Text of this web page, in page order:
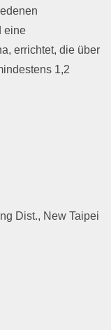
eine
errichtet, die über
1,2
Dist., New Taipei